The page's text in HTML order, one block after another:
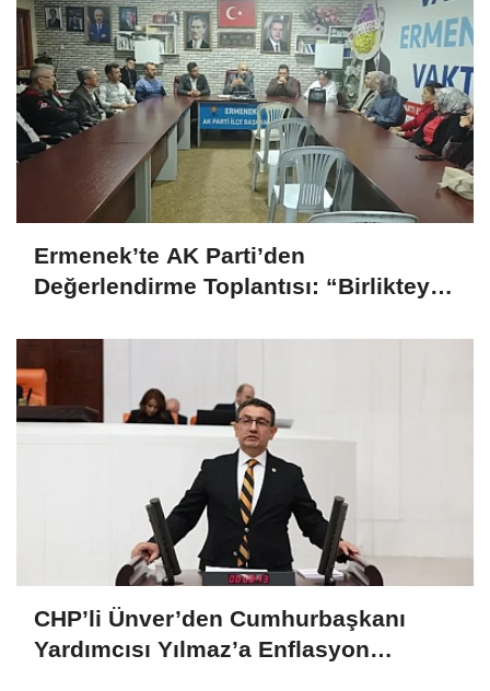
Ermenek’te AK Parti’den
Değerlendirme Toplantısı: “Birlikteyiz,
CHP’li Ünver’den Cumhurbaşkanı
Yardımcısı Yılmaz’a Enflasyon